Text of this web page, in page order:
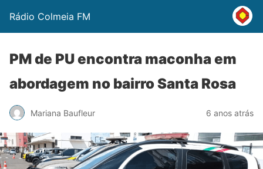
Rádio Colmeia FM
PM de PU encontra maconha em
abordagem no bairro Santa Rosa
Mariana Baufleur 6 anos atrás